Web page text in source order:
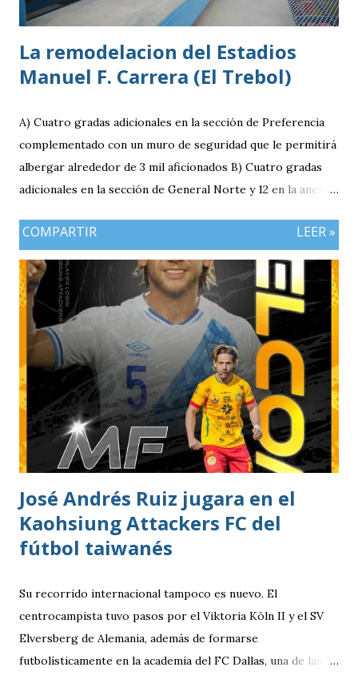
La remodelacion del Estadios
Manuel F. Carrera (El Trebol)
A) Cuatro gradas adicionales en la sección de Preferencia
complementado con un muro de seguridad que le permitirá
albergar alrededor de 3 mil aficionados B) Cuatro gradas
adicionales en la sección de General Norte y 12 en la anexa
El área de la General Sur con entrada independiente será
ahora la localidad para los visitantes. En resumen el aforo
del estadio queda ahora en 7 mil aficionados. Este domingo
se implementará un parqueo cuyo costo es de Q25
quetzales pero tiene un cupo limitadp. Continúa vigente el
servicio anterior en donde los aficionados se podrán
estacionar en el Parqueo de Tikal Futura. via.
COMPARTIR LEER »
José Andrés Ruiz jugara en el
Kaohsiung Attackers FC del
fútbol taiwanés
Su recorrido internacional tampoco es nuevo. El
centrocampista tuvo pasos por el Viktoria Köln II y el SV
Elversberg de Alemania, además de formarse
futbolísticamente en la academia del FC Dallas, una de las